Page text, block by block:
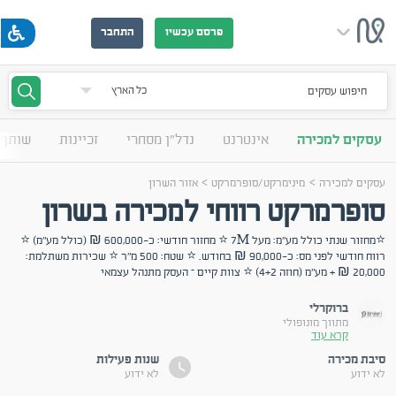
פרסם עכשיו התחבר
חיפוש עסקים
עסקים למכירה אינטרנט נדל"ן מסחרי זכיינות
עסקים למכירה > מינימרקט/סופרמרקט >אזור השרון
סופרמרקט רווחי למכירה בשרון
⭐מחזור שנתי כולל מע''מ: מעל 7M ⭐ מחזור חודשי: כ-600,000 ₪ (כולל מע"מ) ⭐
רווח חודשי לפני מס: כ-90,000 ₪ בחודש. ⭐ שטח: 500 מ"ר ⭐ שכירות משתלמת:
20,000 ₪ + מע"מ (חוזה 4+2) ⭐ צוות קיים – העסק מתנהל עצמאי
ברוקרלי
מתווך מונופולי
קרא עוד
סיבת מכירה
לא ידוע
שנות פעילות
לא ידוע